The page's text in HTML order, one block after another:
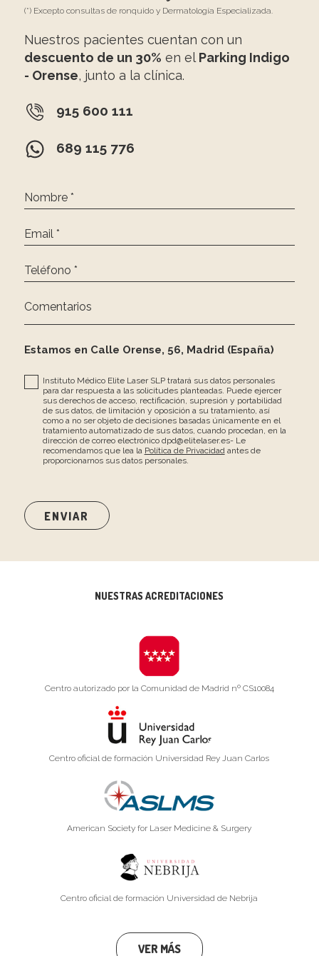
(*) Excepto consultas de ronquido y Dermatología Especializada.
Nuestros pacientes cuentan con un
descuento de un 30% en el Parking Indigo
- Orense, junto a la clínica.
915 600 111
689 115 776
Nombre *
Email *
Teléfono *
Comentarios
Estamos en Calle Orense, 56, Madrid (España)
Instituto Médico Elite Laser SLP tratará sus datos personales
para dar respuesta a las solicitudes planteadas. Puede ejercer
sus derechos de acceso, rectificación, supresión y portabilidad
de sus datos, de limitación y oposición a su tratamiento, así
como a no ser objeto de decisiones basadas únicamente en el
tratamiento automatizado de sus datos, cuando procedan, en la
dirección de correo electrónico dpd@elitelaser.es- Le
recomendamos que lea la Política de Privacidadantes de
proporcionarnos sus datos personales.
NUESTRAS ACREDITACIONES
Centro autorizado por la Comunidad de Madrid nº CS10084
Centro oficial de formación Universidad Rey Juan Carlos
American Society for Laser Medicine & Surgery
Centro oficial de formación Universidad de Nebrija
VER MÁS